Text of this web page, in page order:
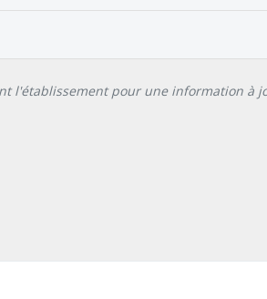
l'établissement pour une information à